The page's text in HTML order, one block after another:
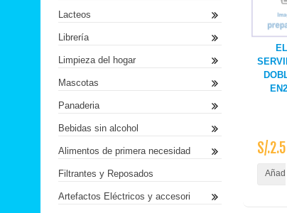
S/.2.50
Lacteos
Librería
Limpieza del hogar
Mascotas
Panaderia
Bebidas sin alcohol
Alimentos de primera necesidad
Filtrantes y Reposados
Artefactos Eléctricos y accesori